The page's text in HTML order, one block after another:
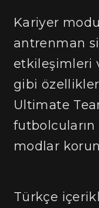
Kariyer
antrenman
etkileşimleri
gibi
Ultimate
modlar
Türkçe